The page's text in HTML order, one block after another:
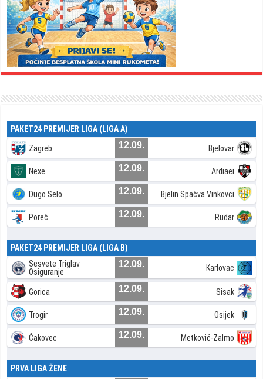
PAKET24 PREMIJER LIGA (LIGA A)
Zagreb 12.09. Bjelovar
Nexe 12.09. Ardiaei
Dugo Selo 12.09. Bjelin Spačva Vinkovci
Poreč 12.09. Rudar
PAKET24 PREMIJER LIGA (LIGA B)
Sesvete Triglav
Osiguranje
12.09. Karlovac
Gorica 12.09. Sisak
Trogir 12.09. Osijek
Čakovec 12.09. Metković-Zalmo
PRVA LIGA ŽENE